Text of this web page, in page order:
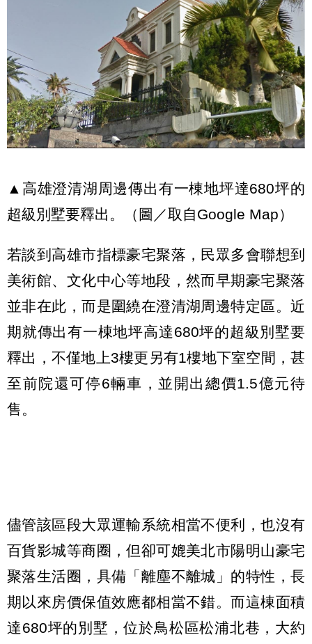
▲高雄澄清湖周邊傳出有一棟地坪達680坪的
超級別墅要釋出。（圖／取自Google Map）
若談到高雄市指標豪宅聚落，民眾多會聯想到
美術館、文化中心等地段，然而早期豪宅聚落
並非在此，而是圍繞在澄清湖周邊特定區。近
期就傳出有一棟地坪高達680坪的超級別墅要
釋出，不僅地上3樓更另有1樓地下室空間，甚
至前院還可停6輛車，並開出總價1.5億元待
售。
儘管該區段大眾運輸系統相當不便利，也沒有
百貨影城等商圈，但卻可媲美北市陽明山豪宅
聚落生活圈，具備「離塵不離城」的特性，長
期以來房價保值效應都相當不錯。而這棟面積
達680坪的別墅，位於鳥松區松浦北巷，大約